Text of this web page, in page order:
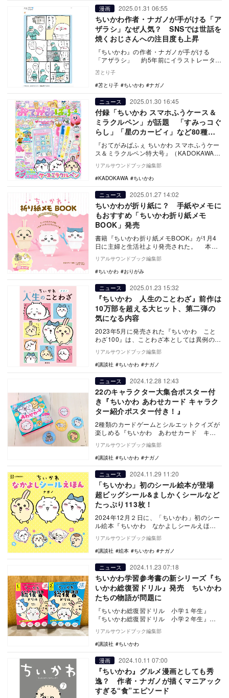
漫画 2025.01.31 06:55
ちいかわ作者・ナガノが手がける「ア
ザラシ」なぜ人気？ SNSでは世話を
焼くおじさんへの注目度も上昇
『ちいかわ』の作者・ナガノが手がける
「アザラシ」 約5年前にイラストレータ
め、…
苫とり子
苫とり子
ちいかわ ナガノ
ニュース 2025.01.30 16:45
付録「ちいかわ スマホふうケース＆
ミラクルペン」が話題 「すみっコぐ
らし」「星のカービィ」など80種類
以上のメモやレターも
『おてがみぱふぇ ちいかわ スマホふうケー
ス＆ミラクルペン特大号』（KADOKAWA）
リアルサウンドブック編集部
KADOKAWA
ちいかわ
ニュース 2025.01.27 14:02
ちいかわが折り紙に？ 手紙やメモに
もおすすめ「ちいかわ折り紙メモ
BOOK」発売
書籍『ちいかわ折り紙メモBOOK』が1月4
日に主婦と生活社より発売された。 本書
ではちいかわ、ハチワレ、うさぎ、くりま
ん…
リアルサウンドブック編集部
ちいかわ
おりがみ
ニュース 2025.01.23 15:32
『ちいかわ 人生のことわざ』前作は
10万部を超える大ヒット、第二弾の
気になる内容
2023年5月に発売された『ちいかわ こと
わざ100』は、ことわざ本としては異例の
10万部を超える大ヒット。「可愛いのに勉
強にな…
リアルサウンドブック編集部
講談社
ちいかわ ナガノ
ニュース 2024.12.28 12:43
22のキャラクター大集合ポスター付
き『ちいかわ あわせカード キャラク
ター紹介ポスター付き！』
2種類のカードゲームとシルエットクイズが
楽しめる『ちいかわ あわせカード キャ
ラクター紹介ポスター付き！』が12月19日
に発売さ…
リアルサウンドブック編集部
講談社
ちいかわ ナガノ
ニュース 2024.11.29 11:20
「ちいかわ」初のシール絵本が登場
超ビッグシール&ましかくシールなど
たっぷり113枚！
2024年12月２日に、「ちいかわ」初のシー
ル絵本『ちいかわ なかよしシールえほ
ん』（講談社）が発売される。超ビッグシ
ール＆まし…
リアルサウンドブック編集部
講談社
絵本 ちいかわ ナガノ
ニュース 2024.11.23 07:18
ちいかわ学習参考書の新シリーズ『ち
いかわ総復習ドリル』発売 ちいかわ
たちの物語が問題に
『ちいかわ総復習ドリル 小学１年生』
『ちいかわ総復習ドリル 小学２年生』が
11月18日に講談社より発売された。 人気
を博…
リアルサウンドブック編集部
講談社
ちいかわ
漫画 2024.10.11 07:00
『ちいかわ』グルメ漫画としても秀
逸？ 作者・ナガノが描くマニアック
すぎる“食”エピソード